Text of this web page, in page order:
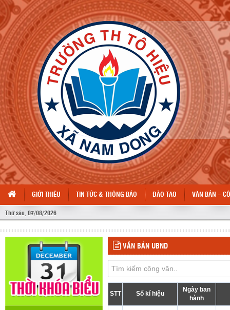
GIỚI THIỆU TIN TỨC & THÔNG BÁO ĐÀO TẠO VĂN BẢN –
Thứ sáu, 07/08/2026
VĂN BẢN UBND
STT Số kí hiệu
Ngày ban
hành